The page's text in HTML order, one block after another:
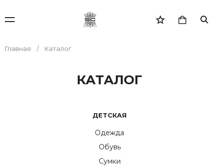
Главная Каталог
КАТАЛОГ
ДЕТСКАЯ
Одежда
Обувь
Сумки